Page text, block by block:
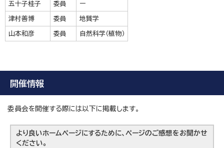
五十子桂子 委員 ー
津村善博 委員 地質学
山本和彦 委員 自然科学（植物）
開催情報
委員会を開催する際には以下に掲載します。
より良いホームページにするために、ページのご感想をお聞かせ
ください。